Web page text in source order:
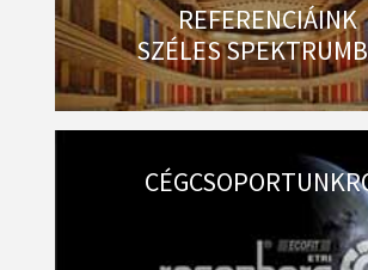
REFERENCIÁINK
SZÉLES